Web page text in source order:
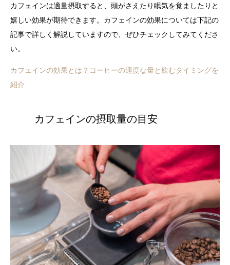
カフェインは適量摂取すると、頭がさえたり眠気を覚ましたりと
嬉しい効果が期待できます。カフェインの効果については下記の
記事で詳しく解説していますので、ぜひチェックしてみてくださ
い。
カフェインの効果とは？コーヒーの適度な量と飲むタイミングを
紹介
カフェインの摂取量の目安